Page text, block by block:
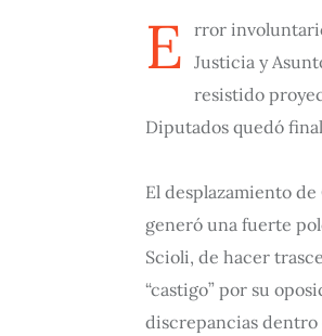
E rror
Justicia y
resistido
Diputados quedó
El desplazamiento
generó una fuerte
Scioli, de hacer
“castigo” por su
discrepancias dentro